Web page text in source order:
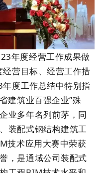
年度经营工作成果做
营目标、经营工作措
度工作总结中特别指
建筑业百强企业”殊
业多年名列前茅，同
装配式钢结构建筑工
技术应用大赛中荣获
，是通域公司装配式